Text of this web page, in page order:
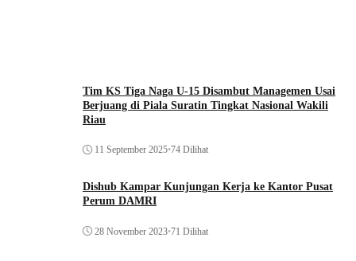
Tim KS Tiga Naga U-15 Disambut Managemen Usai
Berjuang di Piala Suratin Tingkat Nasional Wakili
Riau
11 September 2025•74 Dilihat
Dishub Kampar Kunjungan Kerja ke Kantor Pusat
Perum DAMRI
28 November 2023•71 Dilihat